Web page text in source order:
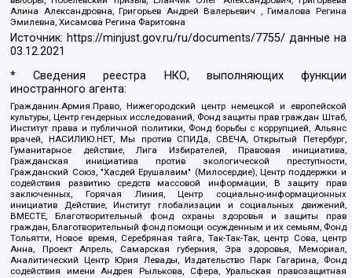
Алина Александровна, Григорьев Андрей Валерьевич , Гималова Регина
Эмилевна, Хисамова Регина Фаритовна
Источник: https://minjust.gov.ru/ru/documents/7755/ данные на
03.12.2021
* Сведения реестра НКО, выполняющих функции
иностранного агента:
Гражданин.Армия.Право, Нижегородский центр немецкой и европейской
культуры, Центр гендерных исследований, Фонд защиты прав граждан Штаб,
Институт права и публичной политики, Фонд борьбы с коррупцией, Альянс
врачей, НАСИЛИЮ.НЕТ, Мы против СПИДа, СВЕЧА, Открытый Петербург,
Гуманитарное действие, Лига Избирателей, Правовая инициатива,
Гражданская инициатива против экологической преступности,
Гражданский Союз, "Хасдей Ерушалаим" (Милосердие), Центр поддержки и
содействия развитию средств массовой информации, В защиту прав
заключенных, Горячая Линия, Центр социально-информационных
инициатив Действие, Институт глобализации и социальных движений,
ВМЕСТЕ, Благотворительный фонд охраны здоровья и защиты прав
граждан, Благотворительный фонд помощи осужденным и их семьям, Фонд
Тольятти, Новое время, Серебряная тайга, Так-Так-Так, центр Сова, центр
Анна, Проект Апрель, Самарская губерния, Эра здоровья, Мемориал,
Аналитический Центр Юрия Левады, Издательство Парк Гагарина, Фонд
содействия имени Андрея Рылькова, Сфера, Уральская правозащитная